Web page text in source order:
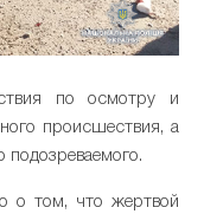
по осмотру и
происшествия, а
подозреваемого.
о том, что жертвой